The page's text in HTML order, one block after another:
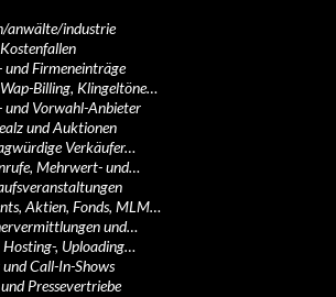
anwälte/industrie
und Firmeneinträge
Billing, Klingeltöne…
und Vorwahl-Anbieter
und Auktionen
Verkäufer…
Mehrwert- und…
Aktien, Fonds, MLM…
und…
Hosting-, Uploading…
Call-In-Shows
Pressevertriebe